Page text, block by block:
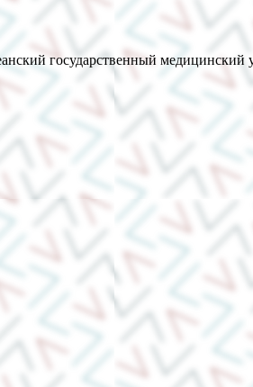
государственный медицинский